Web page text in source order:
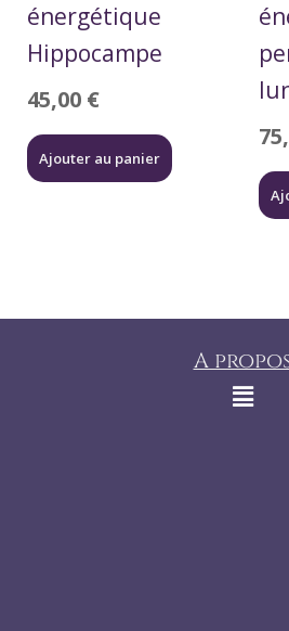
énergétique
Hippocampe
45,00 €
Ajouter au panier
A